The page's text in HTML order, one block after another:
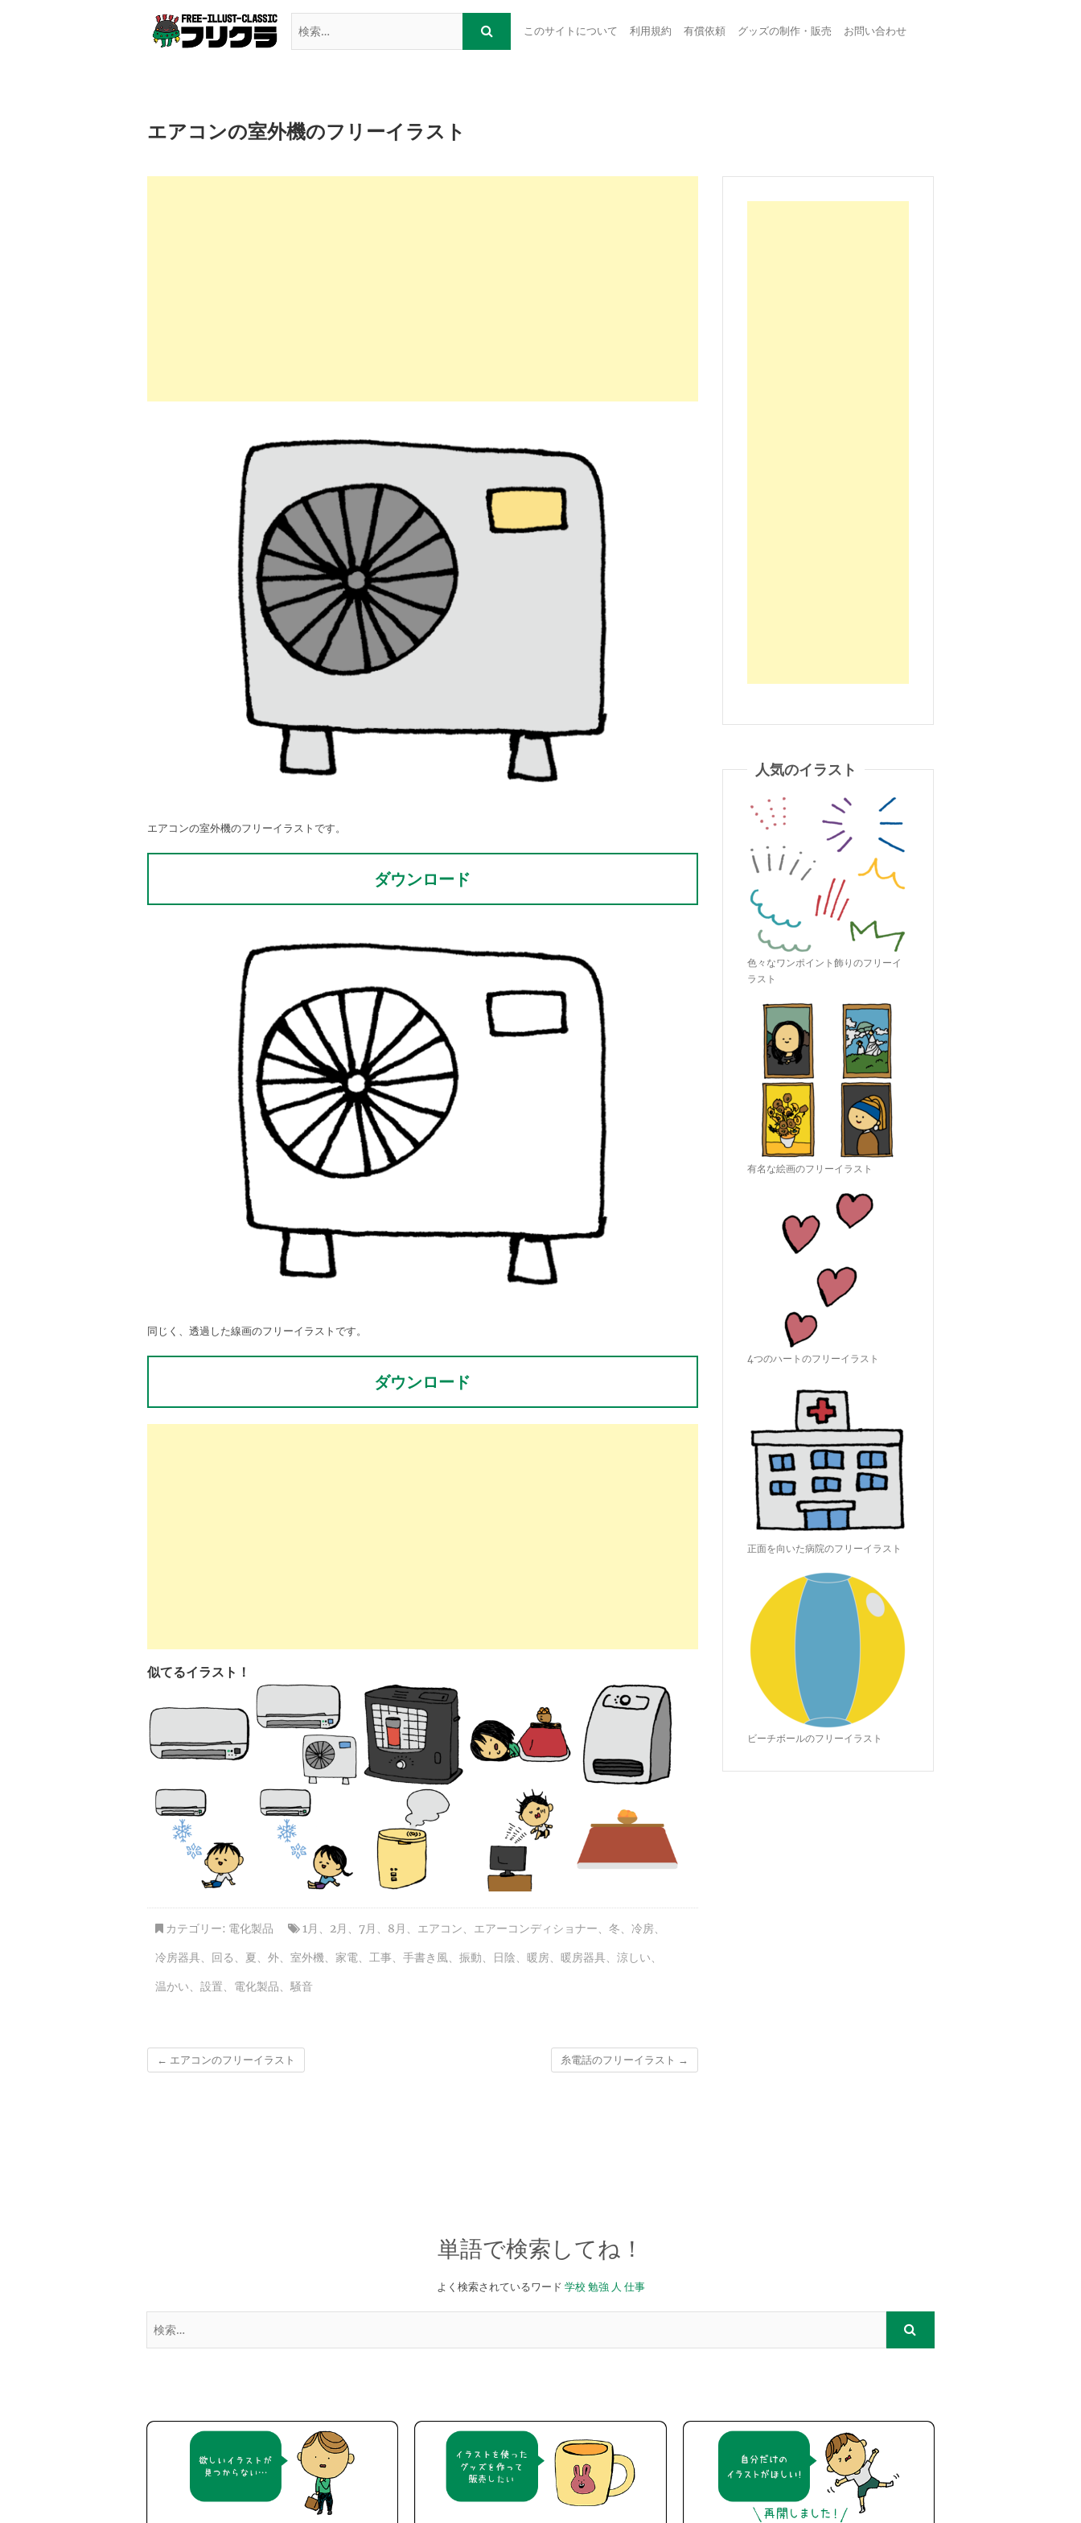
このサイトについて 利用規約 有償依頼 グッズの制作・販売 お問い合わせ
エアコンの室外機のフリーイラスト
エアコンの室外機のフリーイラストです。
ダウンロード
同じく、透過した線画のフリーイラストです。
ダウンロード
似てるイラスト！
カテゴリー: 電化製品 1月 、 2月 、 7月 、 8月 、 エアコン、 エアーコンディショナー、 冬、 冷房、
冷房器具、 回る 、 夏、 外、 室外機、 家電、 工事、 手書き風、 振動、 日陰、 暖房、 暖房器具、 涼しい、
温かい、 設置、 電化製品、 騒音
← エアコンのフリーイラスト 糸電話のフリーイラスト →
人気のイラスト
色々なワンポイント飾りのフリーイ
ラスト
有名な絵画のフリーイラスト
4つのハートのフリーイラスト
正面を向いた病院のフリーイラスト
ビーチボールのフリーイラスト
単語で検索してね！
よく検索されているワード 学校 勉強 人 仕事